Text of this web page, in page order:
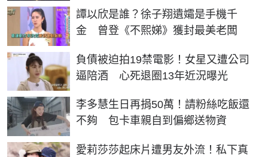
譚以欣是誰？徐子翔遺孀是手機千
金 曾登《不熙娣》獲封最美老闆
負債被迫拍19禁電影！女星又遭公司
逼陪酒 心死退圈13年近況曝光
李多慧生日再捐50萬！請粉絲吃飯還
不夠 包卡車親自到偏鄉送物資
愛莉莎莎起床片遭男友外流！私下真